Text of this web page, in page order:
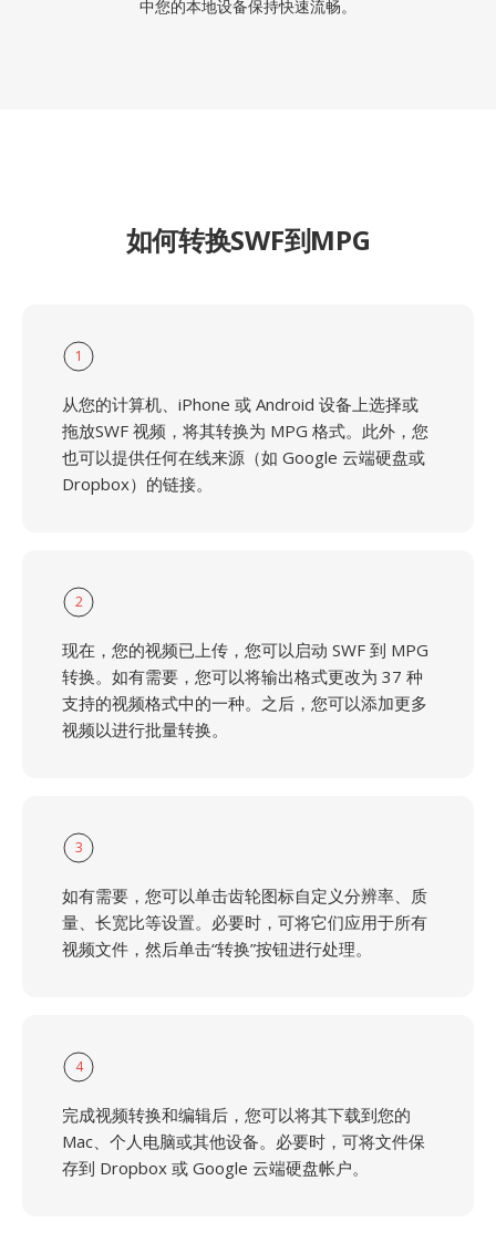
中您的本地设备保持快速流畅。
如何转换SWF到MPG
1
从您的计算机、iPhone 或 Android 设备上选择或
拖放SWF 视频，将其转换为 MPG 格式。此外，您
也可以提供任何在线来源（如 Google 云端硬盘或
Dropbox）的链接。
2
现在，您的视频已上传，您可以启动 SWF 到 MPG
转换。如有需要，您可以将输出格式更改为 37 种
支持的视频格式中的一种。之后，您可以添加更多
视频以进行批量转换。
3
如有需要，您可以单击齿轮图标自定义分辨率、质
量、长宽比等设置。必要时，可将它们应用于所有
视频文件，然后单击“转换”按钮进行处理。
4
完成视频转换和编辑后，您可以将其下载到您的
Mac、个人电脑或其他设备。必要时，可将文件保
存到 Dropbox 或 Google 云端硬盘帐户。